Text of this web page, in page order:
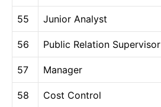
55 Junior Analyst
56 Public Relation Supervisor
57 Manager
58 Cost Control